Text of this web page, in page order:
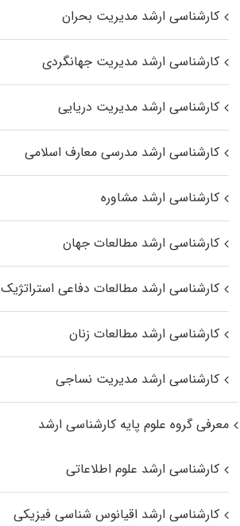
کارشناسی ارشد مدیریت بحران
کارشناسی ارشد مدیریت جهانگردی
کارشناسی ارشد مدیریت دریایی
کارشناسی ارشد مدرسی معارف اسلامی
کارشناسی ارشد مشاوره
کارشناسی ارشد مطالعات جهان
کارشناسی ارشد مطالعات دفاعی استراتژیک
کارشناسی ارشد مطالعات زنان
کارشناسی ارشد مدیریت نساجی
معرفی گروه علوم پایه کارشناسی ارشد
کارشناسی ارشد علوم اطلاعاتی
کارشناسی ارشد اقیانوس‌ شناسی فیزیکی